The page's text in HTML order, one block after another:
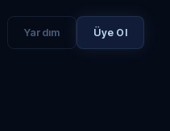
Yardım Üye Ol